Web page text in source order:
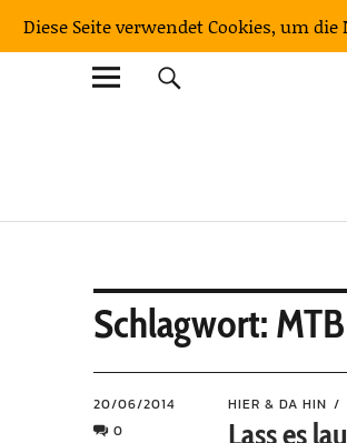
Schlagwort: MTB
20/06/2014
0
HIER & DA HIN
Lass es
Diese Seite verwendet Cookies, um